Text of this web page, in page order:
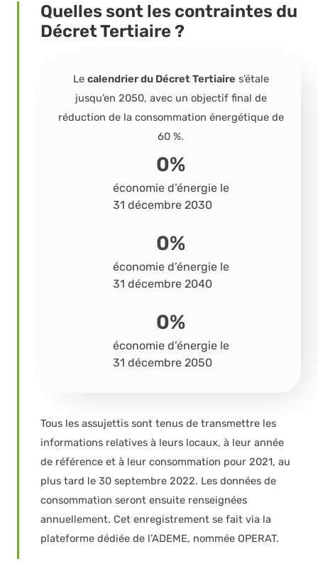
Quelles sont les contraintes du
Décret Tertiaire ?
Le calendrier du Décret Tertiaire s’étale
jusqu’en 2050, avec un objectif final de
réduction de la consommation énergétique de
60 %.
économie d’énergie le
31 décembre 2030
0%
économie d’énergie le
31 décembre 2040
0%
économie d’énergie le
31 décembre 2050
0%
Tous les assujettis sont tenus de transmettre les
informations relatives à leurs locaux, à leur année
de référence et à leur consommation pour 2021, au
plus tard le 30 septembre 2022. Les données de
consommation seront ensuite renseignées
annuellement. Cet enregistrement se fait via la
plateforme dédiée de l’ADEME, nommée OPERAT.